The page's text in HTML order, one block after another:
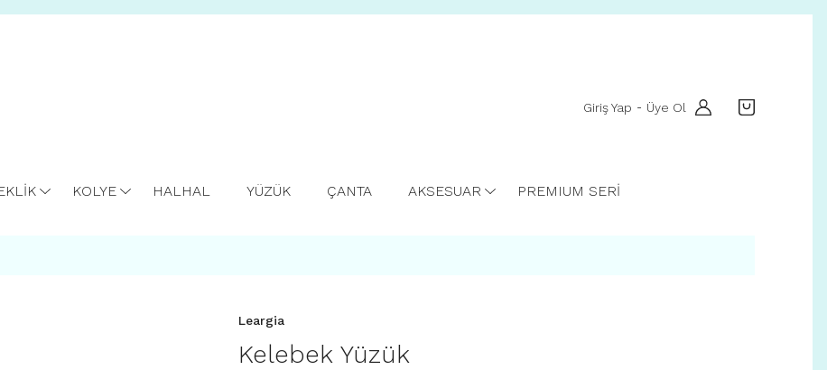
Giriş Yap - Üye Ol
KOLYE HALHAL YÜZÜK ÇANTA AKSESUAR PREMIUM SERİ
Leargia
Kelebek Yüzük